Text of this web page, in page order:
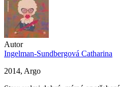
Autor
Ingelman-Sundbergová Catharina
2014, Argo